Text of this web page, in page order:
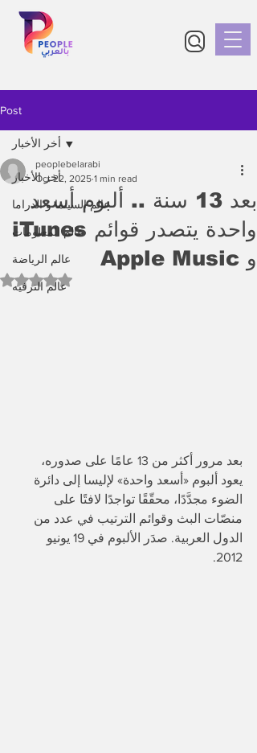
Post
أخر الأخبار
عالم السينما و الدراما
عالم المعلومات
عالم الرياضة
عالم الترفيه
أخر الأخبار
بعد 13 سنة .. ألبوم أسعد
واحدة يتصدر قوائم iTunes
و Apple Music
peoplebelarabi
Oct 22, 2025 1 min read
Rated NaN out of 5 stars.
بعد مرور أكثر من 13 عامًا على صدوره،
يعود ألبوم «أسعد واحدة» لإليسا إلى دائرة
الضوء مجدَّدًا، محقّقًا تواجدًا لافتًا على
منصّات البث وقوائم الترتيب في عدد من
الدول العربية. صدَر الألبوم في 19 يونيو
2012.